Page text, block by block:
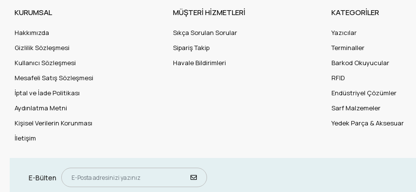
KURUMSAL
Hakkımızda
Gizlilik Sözleşmesi
Kullanıcı Sözleşmesi
Mesafeli Satış Sözleşmesi
İptal ve İade Politikası
Aydınlatma Metni
Kişisel Verilerin Korunması
İletişim
MÜŞTERİ HİZMETLERİ
Sıkça Sorulan Sorular
Sipariş Takip
Havale Bildirimleri
KATEGORİLER
Yazıcılar
Terminaller
Barkod Okuyucular
RFID
Endüstriyel Çözümler
Sarf Malzemeler
Yedek Parça & Aksesuar
E-Bülten